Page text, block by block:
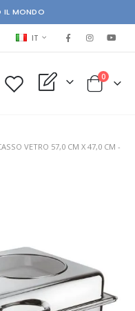
IL MONDO
LINGUA
IT
My Quote Cart
0elementi
VETRO 57,0 CM X 47,0 CM -